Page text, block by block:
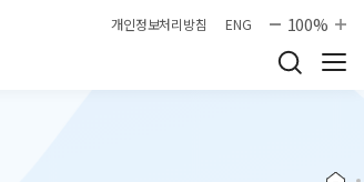
개인정보처리방침 ENG 100%